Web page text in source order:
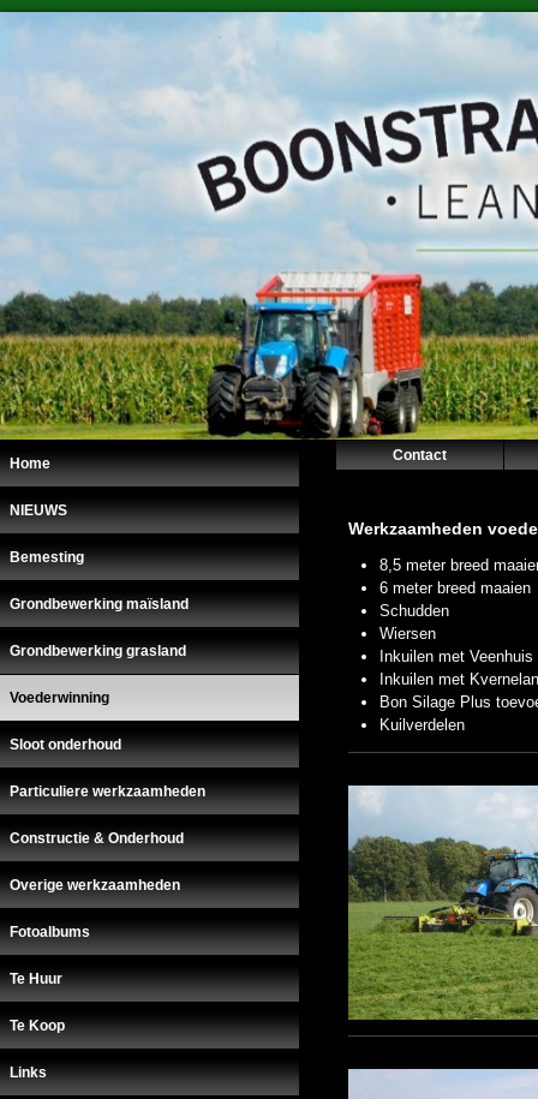
Contact
Home
NIEUWS
Bemesting
Grondbewerking maïsland
Grondbewerking grasland
Voederwinning
Sloot onderhoud
Particuliere werkzaamheden
Constructie & Onderhoud
Overige werkzaamheden
Fotoalbums
Te Huur
Te Koop
Links
Werkzaamheden
8,5 meter breed
6 meter breed maaien
Schudden
Wiersen
Inkuilen met
Inkuilen met
Bon Silage Plus
Kuilverdelen